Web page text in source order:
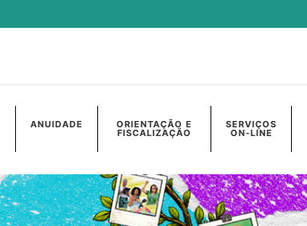
ANUIDADE ORIENTAÇÃO E
FISCALIZAÇÃO
SERVIÇOS
ON-LINE